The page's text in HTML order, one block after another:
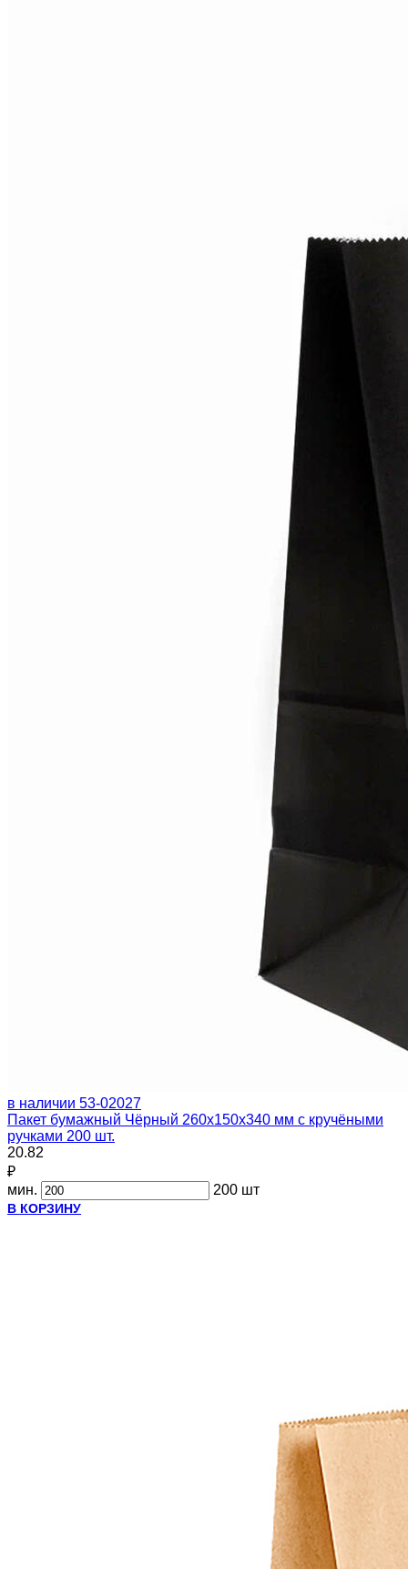
в наличии 53-02027
Пакет бумажный Чёрный 260х150х340 мм с кручёными
ручками 200 шт.
20.82
₽
мин.
200 шт
В КОРЗИНУ